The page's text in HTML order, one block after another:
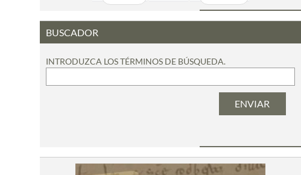
BUSCADOR
INTRODUZCA LOS TÉRMINOS DE BÚSQUEDA.